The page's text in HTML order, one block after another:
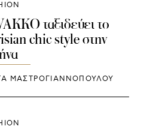
ταξιδεύει το
chic style στην
ΜΑΣΤΡΟΓΙΑΝΝΟΠΟΥΛΟΥ